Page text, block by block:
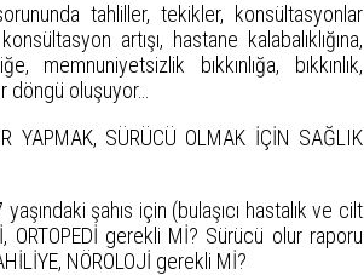
tahliller, tekikler, konsültasyonlar
artışı, hastane kalabalıklığına,
memnuniyetsizlik bıkkınlığa, bıkkınlık,
döngü oluşuyor…
YAPMAK, SÜRÜCÜ OLMAK İÇİN SAĞLIK
şahıs için (bulaşıcı hastalık ve cilt
ORTOPEDİ gerekli Mİ? Sürücü olur raporu
NÖROLOJİ gerekli Mİ?